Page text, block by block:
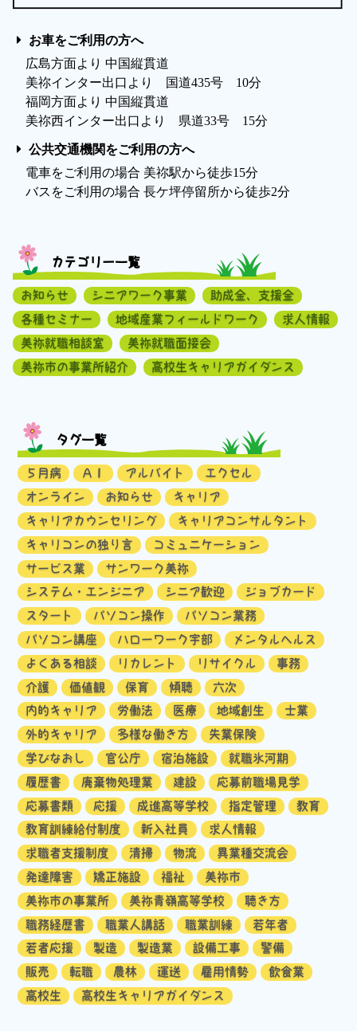
お車をご利用の方へ
広島方面より 中国縦貫道
美祢インター出口より 国道435号 10分
福岡方面より 中国縦貫道
美祢西インター出口より 県道33号 15分
公共交通機関をご利用の方へ
電車をご利用の場合 美祢駅から徒歩15分
バスをご利用の場合 長ケ坪停留所から徒歩2分
カテゴリー一覧
お知らせ シニアワーク事業
助成金、支援金
各種セミナー
地域産業フィールドワーク
求人情報
美祢就職相談室
美祢就職面接会
美祢市の事業所紹介
高校生キャリアガイダンス
タグ一覧
５月病 ＡＩ アルバイト
エクセル
オンライン
お知らせ
キャリア
キャリアカウンセリング
キャリアコンサルタント
キャリコンの独り言
コミュニケーション
サービス業
サンワーク美祢
システム・エンジニア
シニア歓迎
ジョブカード
スタート
パソコン操作
パソコン業務
パソコン講座
ハローワーク宇部
メンタルヘルス
よくある相談
リカレント リサイクル
事務
介護
価値観 保育 傾聴
六次
内的キャリア
労働法 医療 地域創生
士業
外的キャリア
多様な働き方
失業保険
学びなおし
官公庁 宿泊施設
就職氷河期
履歴書
廃棄物処理業 建設
応募前職場見学
応募書類
応援 成進高等学校 指定管理
教育
教育訓練給付制度
新入社員
求人情報
求職者支援制度
清掃 物流
異業種交流会
発達障害
矯正施設 福祉
美祢市
美祢市の事業所
美祢青嶺高等学校
聴き方
職務経歴書
職業人講話 職業訓練
若年者
若者応援
製造 製造業 設備工事
警備
販売
転職 農林 運送 雇用情勢
飲食業
高校生
高校生キャリアガイダンス